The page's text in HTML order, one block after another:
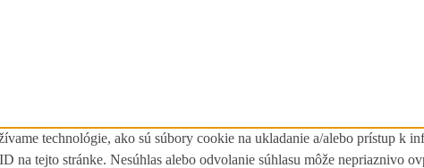
technológie, ako sú súbory cookie na ukladanie a/alebo prístup k
na tejto stránke. Nesúhlas alebo odvolanie súhlasu môže nepriaznivo